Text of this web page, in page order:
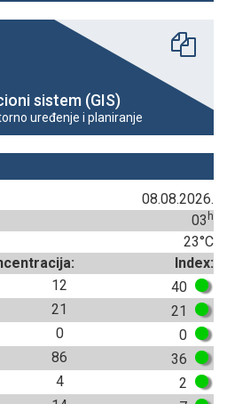
sistem (GIS)
uređenje i planiranje
08.08.2026.
03 h
23°C
Index:
12
40
21
21
0
0
86
36
4
2